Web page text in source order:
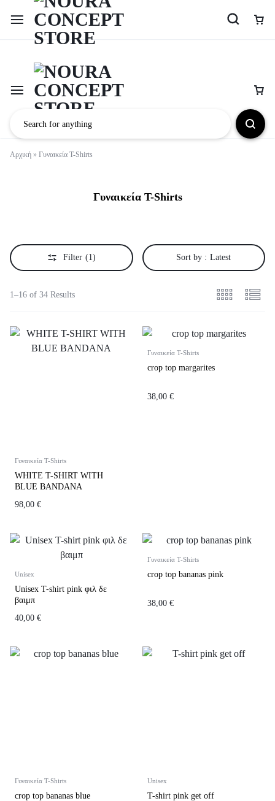
Αρχική » Γυναικεία T-Shirts
Γυναικεία T-Shirts
Filter (1) Sort by : Latest
1–16 of 34 Results
Γυναικεία T-Shirts
WHITE T-SHIRT WITH
BLUE BANDANA
98,00 €
Γυναικεία T-Shirts
crop top margarites
38,00 €
Unisex
Unisex Τ-shirt pink φιλ δε
βαιμπ
40,00 €
Γυναικεία T-Shirts
crop top bananas pink
38,00 €
Γυναικεία T-Shirts
crop top bananas blue
Unisex
Τ-shirt pink get off